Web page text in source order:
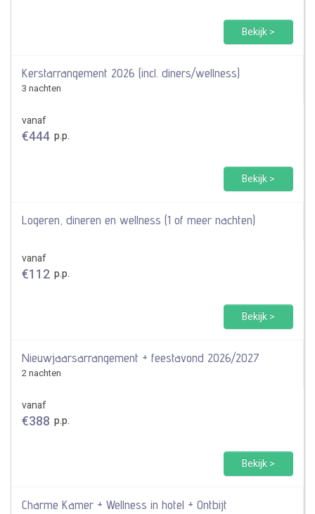
Bekijk >
Kerstarrangement 2026 (incl. diners/wellness)
3 nachten
vanaf
€444 p.p.
Bekijk >
Logeren, dineren en wellness (1 of meer nachten)
vanaf
€112 p.p.
Bekijk >
Nieuwjaarsarrangement + feestavond 2026/2027
2 nachten
vanaf
€388 p.p.
Bekijk >
Charme Kamer + Wellness in hotel + Ontbijt